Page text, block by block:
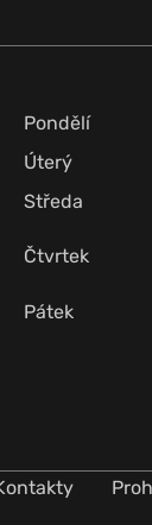
Pondělí
Úterý
Středa
Čtvrtek
Pátek